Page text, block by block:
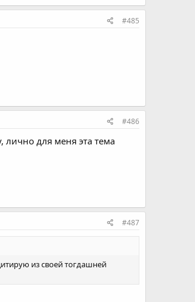
#485
#486
лично для меня эта тема
#487
из своей тогдашней